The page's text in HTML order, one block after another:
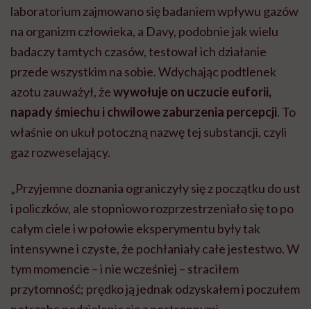
laboratorium zajmowano się badaniem wpływu gazów
na organizm człowieka, a Davy, podobnie jak wielu
badaczy tamtych czasów, testował ich działanie
przede wszystkim na sobie. Wdychając podtlenek
azotu zauważył, żewywołuje on uczucie euforii,
napady śmiechu i chwilowe zaburzenia percepcji. To
właśnie on ukuł potoczną nazwę tej substancji, czyli
gaz rozweselający.
„Przyjemne doznania ograniczyły się z początku do ust
i policzków, ale stopniowo rozprzestrzeniało się to po
całym ciele i w połowie eksperymentu były tak
intensywne i czyste, że pochłaniały całe jestestwo. W
tym momencie – i nie wcześniej – straciłem
przytomność; prędko ją jednak odzyskałem i poczułem